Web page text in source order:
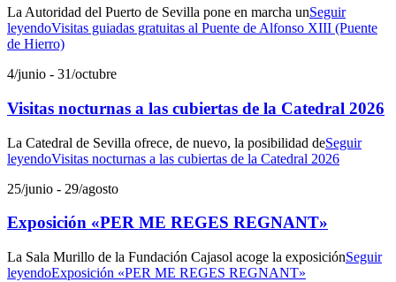
La Autoridad del Puerto de Sevilla pone en marcha unSeguir
leyendoVisitas guiadas gratuitas al Puente de Alfonso XIII (Puente
de Hierro)
4/junio - 31/octubre
Visitas nocturnas a las cubiertas de la Catedral 2026
La Catedral de Sevilla ofrece, de nuevo, la posibilidad deSeguir
leyendoVisitas nocturnas a las cubiertas de la Catedral 2026
25/junio - 29/agosto
Exposición «PER ME REGES REGNANT»
La Sala Murillo de la Fundación Cajasol acoge la exposiciónSeguir
leyendoExposición «PER ME REGES REGNANT»